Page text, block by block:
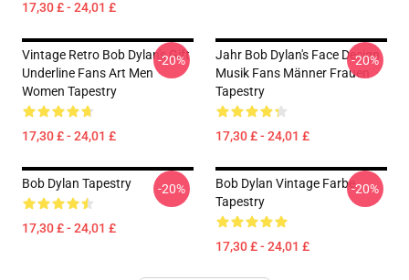
17,30 £ - 24,01 £
Vintage Retro Bob Dylan's Gift
Underline Fans Art Men
Women Tapestry
17,30 £ - 24,01 £
-20%
Jahr Bob Dylan's Face Design
Musik Fans Männer Frauen
Tapestry
17,30 £ - 24,01 £
-20%
Bob Dylan Tapestry
17,30 £ - 24,01 £
-20%
Bob Dylan Vintage Farbe
Tapestry
17,30 £ - 24,01 £
-20%